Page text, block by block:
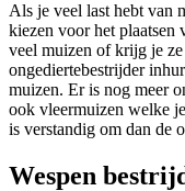
Als je veel last hebt van
kiezen voor het plaatsen
veel muizen of krijg je
ongediertebestrijder
muizen. Er is nog meer
ook vleermuizen welke
is verstandig om dan de
Wespen